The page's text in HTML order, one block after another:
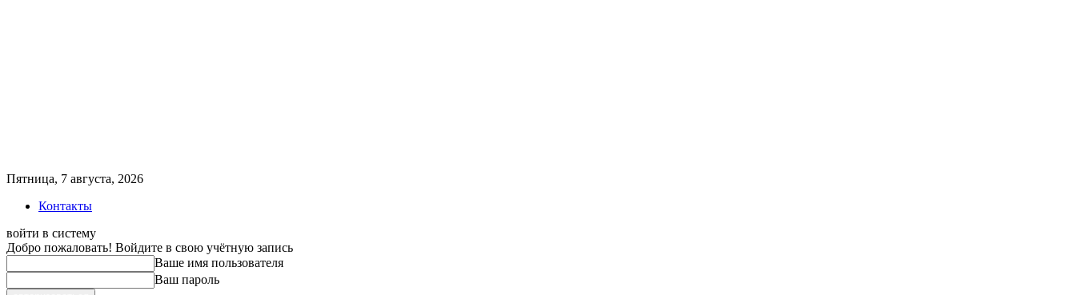
Пятница, 7 августа, 2026
Контакты
войти в систему
Добро пожаловать! Войдите в свою учётную запись
Ваше имя пользователя
Ваш пароль